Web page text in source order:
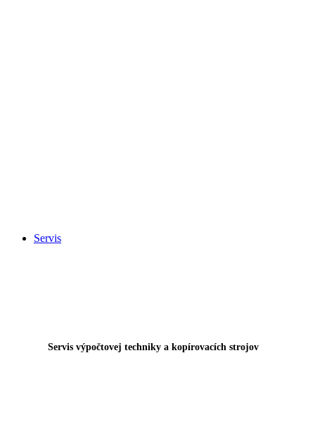
Servis
Servis výpočtovej techniky a kopírovacích strojov